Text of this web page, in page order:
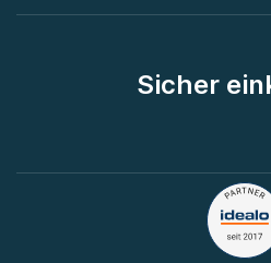
Sicher